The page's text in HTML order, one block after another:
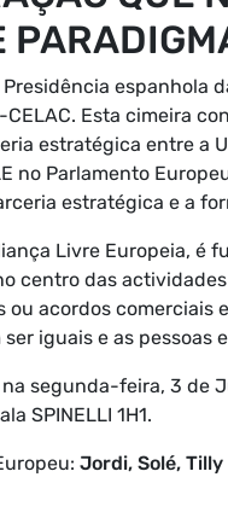
Presidência espanhola
CELAC. Esta cimeira
estratégica entre a
no Parlamento
estratégica e a
Livre Europeia, é
centro das
acordos comerciais
iguais e as
segunda-feira, 3 de
SPINELLI 1H1.
Jordi, Solé,